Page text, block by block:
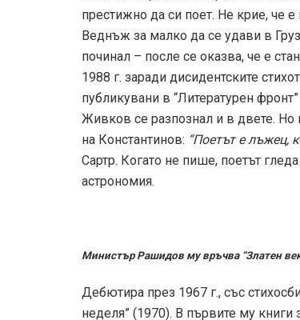
престижно да си поет. Не крие, че
Веднъж за малко да се удави в
починал – после се оказва, че е
1988 г. заради дисидентските
публикувани в “Литературен
Живков се разпознал и в двете. Но
на Константинов: “Поетът е лъжец,
Сартр. Когато не пише, поетът
астрономия.
Министър Рашидов му връчва “Златен
Дебютира през 1967 г., със
неделя” (1970). В първите му книги